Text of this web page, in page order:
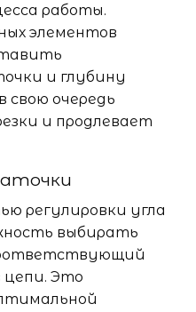
работы.
элементов
и глубину
свою очередь
и продлевает
регулировки угла
выбирать
цепи. Это